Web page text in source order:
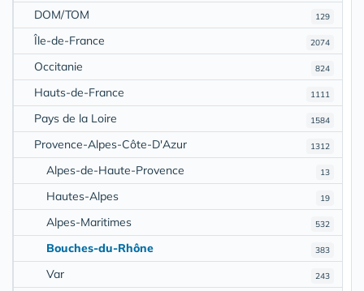
129
DOM/TOM
2074
Île-de-France
824
Occitanie
1111
Hauts-de-France
1584
Pays de la Loire
1312
Provence-Alpes-Côte-D'Azur
13
Alpes-de-Haute-Provence
19
Hautes-Alpes
532
Alpes-Maritimes
383
Bouches-du-Rhône
243
Var